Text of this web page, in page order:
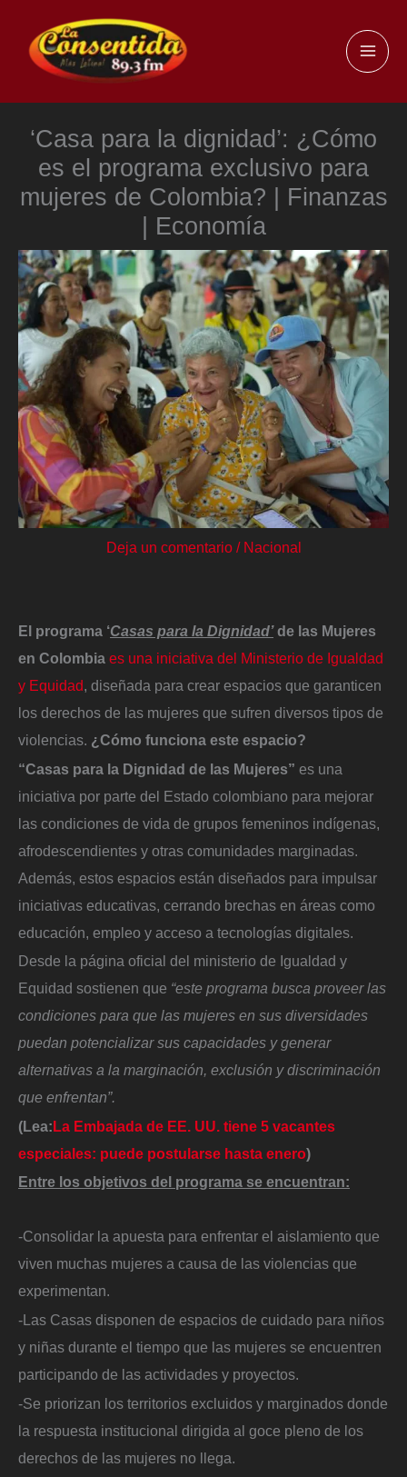
contenido
‘Casa para la dignidad’: ¿Cómo
es el programa exclusivo para
mujeres de Colombia? | Finanzas
| Economía
Deja un comentario / Nacional
El programa ‘Casas para la Dignidad’de las Mujeres
en Colombia es una iniciativa del Ministerio de Igualdad
y Equidad, diseñada para crear espacios que garanticen
los derechos de las mujeres que sufren diversos tipos de
violencias. ¿Cómo funciona este espacio?
“Casas para la Dignidad de las Mujeres” es una
iniciativa por parte del Estado colombiano para mejorar
las condiciones de vida de grupos femeninos indígenas,
afrodescendientes y otras comunidades marginadas.
Además, estos espacios están diseñados para impulsar
iniciativas educativas, cerrando brechas en áreas como
educación, empleo y acceso a tecnologías digitales.
Desde la página oficial del ministerio de Igualdad y
Equidad sostienen que “este programa busca proveer las
condiciones para que las mujeres en sus diversidades
puedan potencializar sus capacidades y generar
alternativas a la marginación, exclusión y discriminación
que enfrentan”.
(Lea:La Embajada de EE. UU. tiene 5 vacantes
especiales: puede postularse hasta enero)
Entre los objetivos del programa se encuentran:
-Consolidar la apuesta para enfrentar el aislamiento que
viven muchas mujeres a causa de las violencias que
experimentan.
-Las Casas disponen de espacios de cuidado para niños
y niñas durante el tiempo que las mujeres se encuentren
participando de las actividades y proyectos.
-Se priorizan los territorios excluidos y marginados donde
la respuesta institucional dirigida al goce pleno de los
derechos de las mujeres no llega.